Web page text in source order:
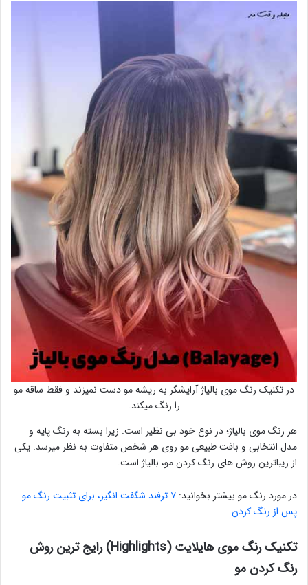
در تکنیک رنگ موی بالیاژ آرایشگر به ریشه مو دست نمیزند و فقط ساقه مو
را رنگ میکند.
هر رنگ موی بالیاژ؛ در نوع خود بی نظیر است. زیرا بسته به رنگ پایه و
مدل انتخابی و بافت طبیعی مو روی هر شخص متفاوت به نظر میرسد. یکی
از زیباترین روش های رنگ کردن مو، بالیاژ است.
در مورد رنگ مو بیشتر بخوانید:
۷ ترفند شگفت انگیز، برای تثبیت رنگ مو
پس از رنگ کردن.
تکنیک رنگ موی هایلایت (Highlights) رایج ترین روش
رنگ کردن مو